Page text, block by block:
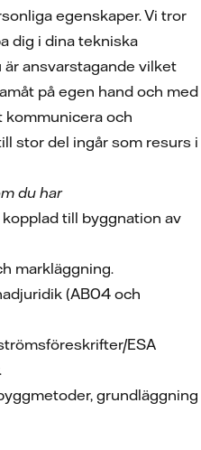
egenskaper. Vi tror
dig i dina tekniska
ansvarstagande vilket
på egen hand och med
kommunicera och
stor del ingår som resurs i
du har
till byggnation av
markläggning.
(AB04 och
ESA
grundläggning